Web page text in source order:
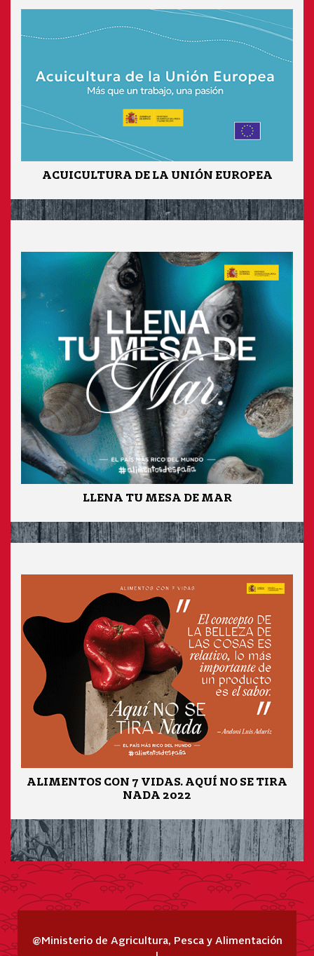
ACUICULTURA DE LA UNIÓN EUROPEA
LLENA TU MESA DE MAR
ALIMENTOS CON 7 VIDAS. AQUÍ NO SE TIRA
NADA 2022
@Ministerio de Agricultura, Pesca y Alimentación